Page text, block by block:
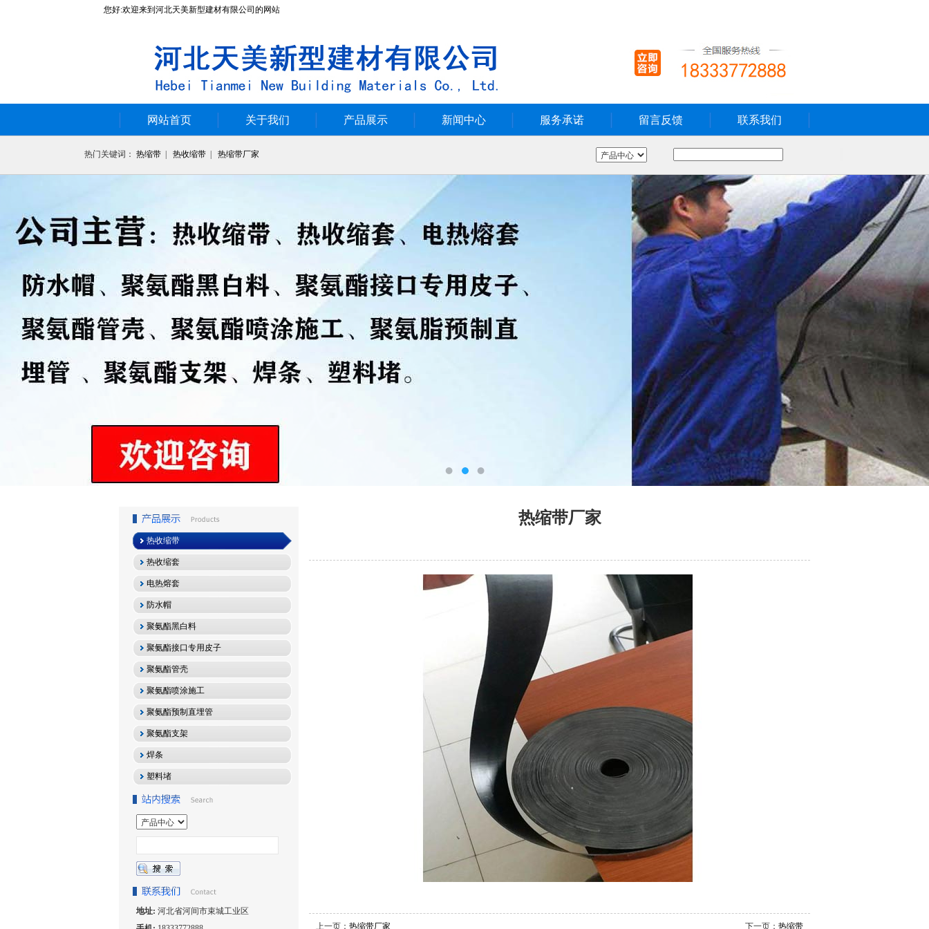
您好:欢迎来到河北天美新型建材有限公司的网站
网站首页 关于我们 产品展示 新闻中心 服务承诺 留言反馈 联系我们
热门关键词： 热缩带 热收缩带 热缩带厂家
热收缩带
热收缩套
电热熔套
防水帽
聚氨酯黑白料
聚氨酯接口专用皮子
聚氨酯管壳
聚氨酯喷涂施工
聚氨酯预制直埋管
聚氨酯支架
焊条
塑料堵
地址: 河北省河间市束城工业区
热缩带厂家
上一页： 热缩带厂家 下一页： 热缩带